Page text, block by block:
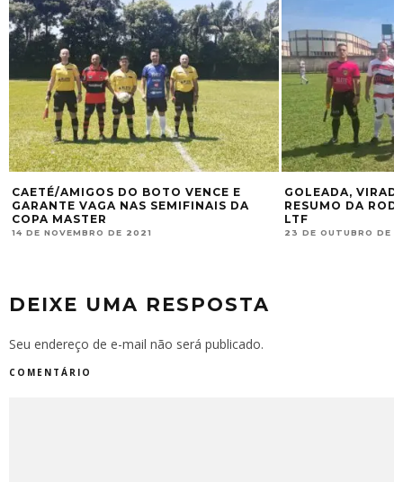
CAETÉ/AMIGOS DO BOTO VENCE E
GARANTE VAGA NAS SEMIFINAIS DA
COPA MASTER
14 DE NOVEMBRO DE 2021
GOLEADA,
RESUMO DA
LTF
23 DE OUTUBRO DE
DEIXE UMA RESPOSTA
Seu endereço de e-mail não será publicado.
COMENTÁRIO